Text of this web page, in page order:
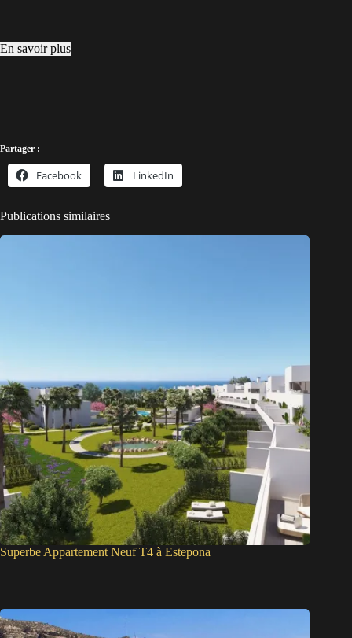
En savoir plus
Partager :
Facebook LinkedIn
Publications similaires
Superbe Appartement Neuf T4 à Estepona